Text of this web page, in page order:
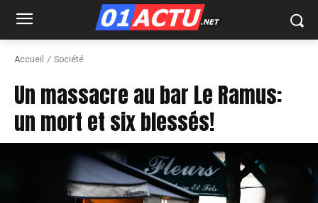
Accueil Société
Un massacre au bar Le Ramus:
un mort et six blessés!